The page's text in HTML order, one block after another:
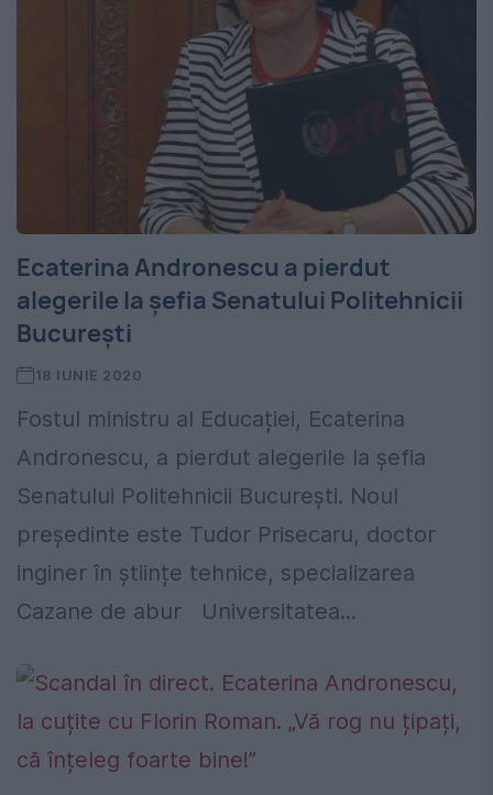
Ecaterina Andronescu a pierdut
alegerile la șefia Senatului Politehnicii
București
18 IUNIE 2020
Fostul ministru al Educației, Ecaterina
Andronescu, a pierdut alegerile la șefia
Senatului Politehnicii București. Noul
președinte este Tudor Prisecaru, doctor
inginer în științe tehnice, specializarea
Cazane de abur Universitatea...